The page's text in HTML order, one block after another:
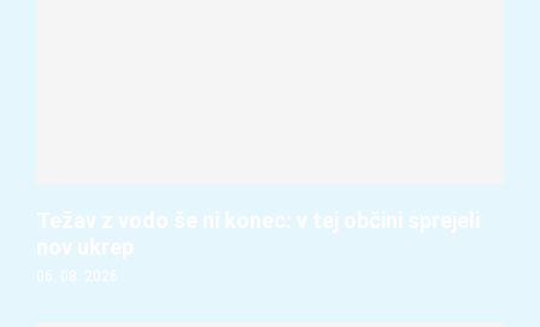
Težav z vodo še ni konec: v tej občini sprejeli
nov ukrep
06. 08. 2026